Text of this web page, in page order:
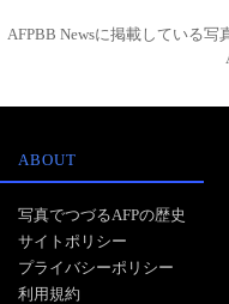
AFPBB Newsに掲載している
ABOUT
写真でつづるAFPの歴史
サイトポリシー
プライバシーポリシー
利用規約